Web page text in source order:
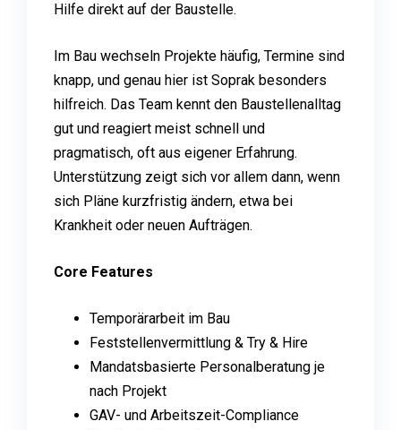
Hilfe direkt auf der Baustelle.
Im Bau wechseln Projekte häufig, Termine sind
knapp, und genau hier ist Soprak besonders
hilfreich. Das Team kennt den Baustellenalltag
gut und reagiert meist schnell und
pragmatisch, oft aus eigener Erfahrung.
Unterstützung zeigt sich vor allem dann, wenn
sich Pläne kurzfristig ändern, etwa bei
Krankheit oder neuen Aufträgen.
Core Features
Temporärarbeit im Bau
Feststellenvermittlung & Try & Hire
Mandatsbasierte Personalberatung je
nach Projekt
GAV- und Arbeitszeit-Compliance